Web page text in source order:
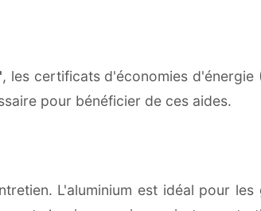
, les certificats d'économies d'énergie
pour bénéficier de ces aides.
L'aluminium est idéal pour les